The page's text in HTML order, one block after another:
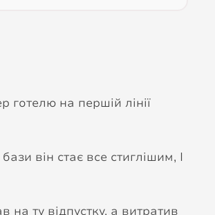
готелю на першій лінії
він стає все стиглішим, І
ту відпустку, а витратив